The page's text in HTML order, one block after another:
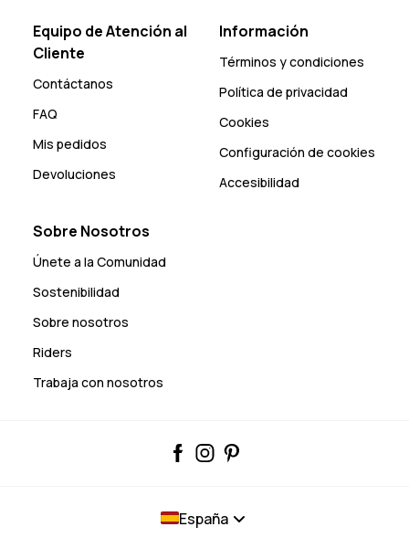
Equipo de Atención al
Cliente
Contáctanos
FAQ
Mis pedidos
Devoluciones
Información
Términos y condiciones
Política de privacidad
Cookies
Configuración de cookies
Accesibilidad
Sobre Nosotros
Únete a la Comunidad
Sostenibilidad
Sobre nosotros
Riders
Trabaja con nosotros
España